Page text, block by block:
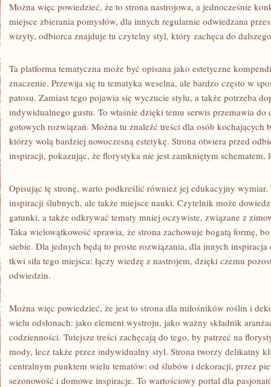
Można więc powiedzieć, że to strona nastrojowa, a jednocześnie
miejsce zbierania pomysłów, dla innych regularnie odwiedzana
wizyty, odbiorca znajduje tu czytelny styl, który zachęca do
Ta platforma tematyczna może być opisana jako estetyczne
znaczenie. Przewija się tu tematyka weselna, ale bardzo często w
patosu. Zamiast tego pojawia się wyczucie stylu, a także potrzeba
indywidualnego gustu. To właśnie dzięki temu serwis przemawia
gotowych rozwiązań. Można tu znaleźć treści dla osób kochających
którzy wolą bardziej nowoczesną estetykę. Strona otwiera przed
inspiracji, pokazując, że florystyka nie jest zamkniętym
Opisując tę stronę, warto podkreślić również jej edukacyjny wymiar.
inspiracji ślubnych, ale także miejsce nauki. Czytelnik może
gatunki, a także odkrywać tematy mniej oczywiste, związane z
Taka wielowątkowość sprawia, że strona zachowuje bogatą formę,
siebie. Dla jednych będą to proste rozwiązania, dla innych inspiracja
tkwi siła tego miejsca: łączy wiedzę z nastrojem, dzięki czemu
odwiedzin.
Można więc powiedzieć, że jest to strona dla miłośników roślin i
wielu odsłonach: jako element wystroju, jako ważny składnik
codzienności. Tutejsze treści zachęcają do tego, by patrzeć na
mody, lecz także przez indywidualny styl. Strona tworzy delikatny
centralnym punktem wielu tematów: od ślubów i dekoracji, przez
sezonowość i domowe inspiracje. To wartościowy portal dla